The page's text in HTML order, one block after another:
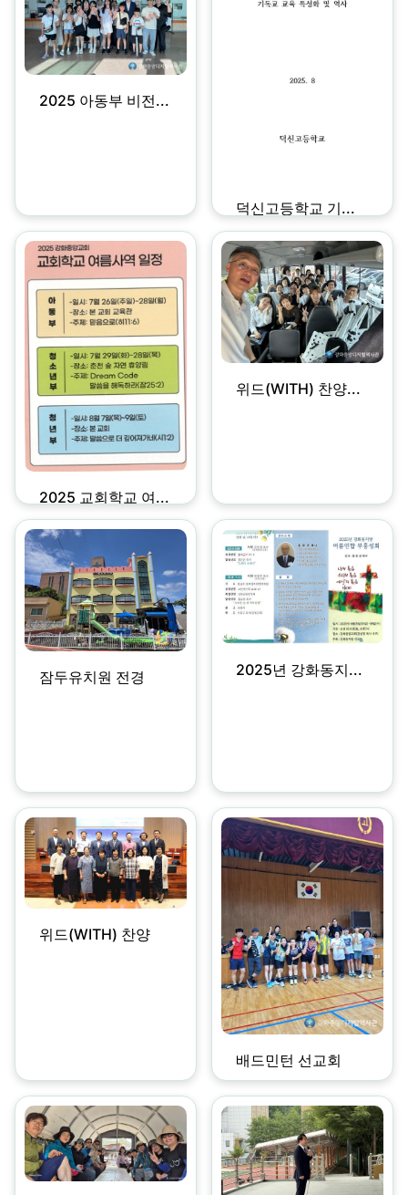
2025 아동부 비전...
덕신고등학교 기...
2025 교회학교 여...
위드(WITH) 찬양...
잠두유치원 전경 2025년 강화동지...
위드(WITH) 찬양
배드민턴 선교회